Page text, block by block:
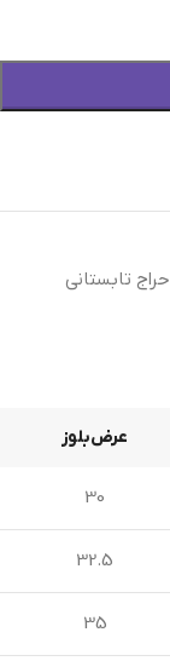
حراج تابستانی
عرض‌بلوز
30
32.5
35